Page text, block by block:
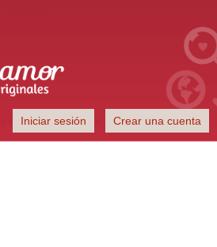
y originales
Iniciar sesión Crear una cuenta